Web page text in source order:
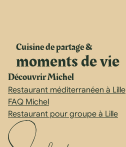
Cuisine de partage &
moments de vie
Découvrir Michel
Restaurant méditerranéen à Lille
FAQ Michel
Restaurant pour groupe à Lille